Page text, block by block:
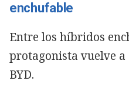
enchufable
Entre los híbridos
protagonista vuelve
BYD.